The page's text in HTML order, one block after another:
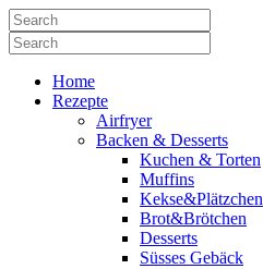
Home
Rezepte
Airfryer
Backen & Desserts
Kuchen & Torten
Muffins
Kekse&Plätzchen
Brot&Brötchen
Desserts
Süsses Gebäck